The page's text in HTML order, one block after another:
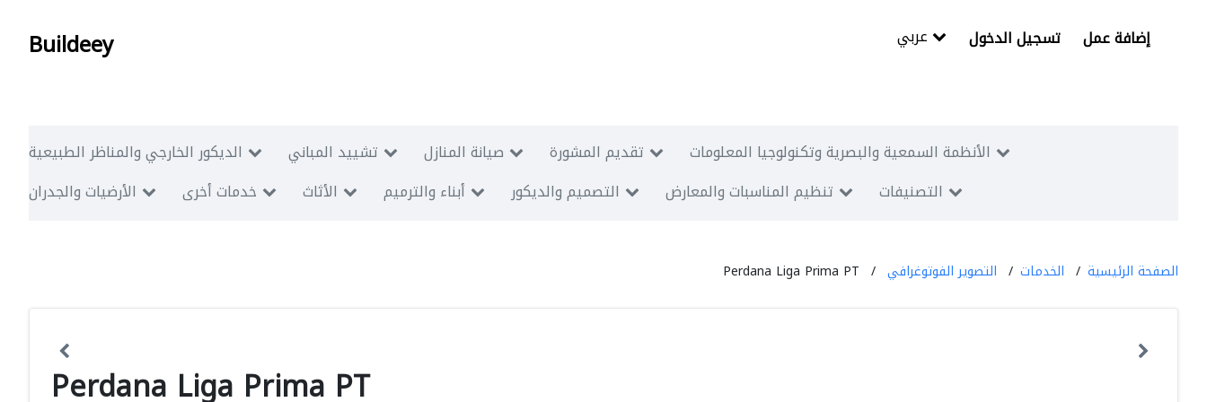
Buildeey تسجيل الدخول إضافة عمل
الديكور الخارجي والمناظر الطبيعية تشييد المباني صيانة المنازل تقديم المشورة
الأنظمة السمعية والبصرية وتكنولوجيا المعلومات
الأرضيات والجدران
خدمات أخرى الأثاث أبناء والترميم التصميم والديكور تنظيم المناسبات والمعارض التصنيفات
الصفحة الرئيسية الخدمات التصوير الفوتوغرافي Perdana Liga Prima PT
Perdana Liga Prima PT